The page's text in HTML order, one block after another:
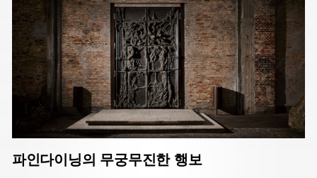
파인다이닝의 무궁무진한 행보